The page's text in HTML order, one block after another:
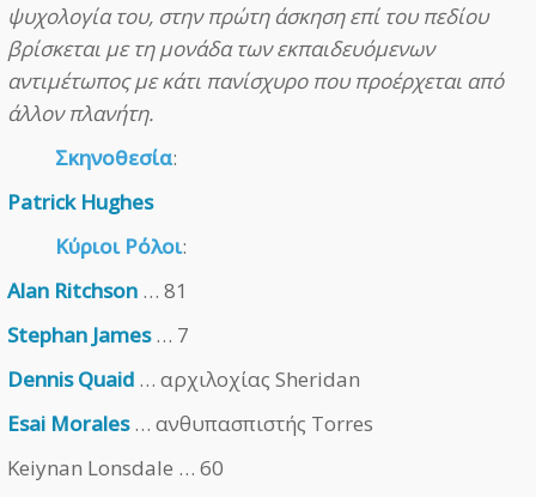
ψυχολογία του, στην πρώτη άσκηση επί του πεδίου
βρίσκεται με τη μονάδα των εκπαιδευόμενων
αντιμέτωπος με κάτι πανίσχυρο που προέρχεται από
άλλον πλανήτη.
Σκηνοθεσία:
Patrick Hughes
Κύριοι Ρόλοι:
Alan Ritchson … 81
Stephan James… 7
Dennis Quaid … αρχιλοχίας Sheridan
Esai Morales… ανθυπασπιστής Torres
Keiynan Lonsdale … 60